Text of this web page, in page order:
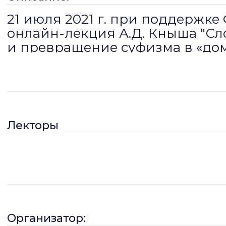
21 июля 2021 г. при
онлайн-лекция А.Д. Кныша
и превращение суфизма в
мусульманских обществ (XII
Наука
периода. А.Д. Кныш также расскажет о суфийских общинах как о
Лекторы
Организатор: